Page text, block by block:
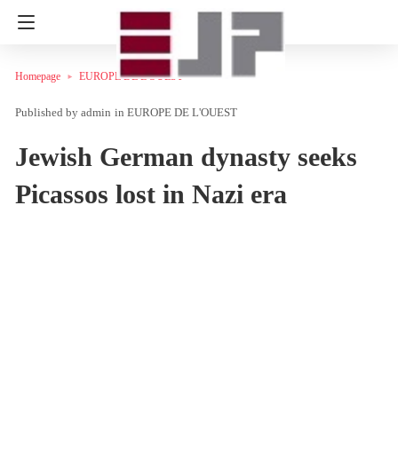
Homepage EUROPE DE L'OUEST
admin in EUROPE DE L'OUEST
Jewish German dynasty seeks
Picassos lost in Nazi era